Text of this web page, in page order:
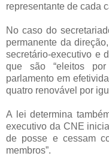
representante de cada
No caso do
permanente da
secretário-executivo e
que são “eleitos
parlamento em
quatro renovável por
A lei determina
executivo da CNE
de posse e cessam
membros”.